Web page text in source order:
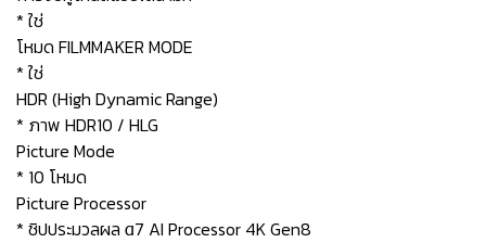
* ใช่
โหมด FILMMAKER MODE
* ใช่
HDR (High Dynamic Range)
* ภาพ HDR10 / HLG
Picture Mode
* 10 โหมด
Picture Processor
* ชิปประมวลผล α7 AI Processor 4K Gen8